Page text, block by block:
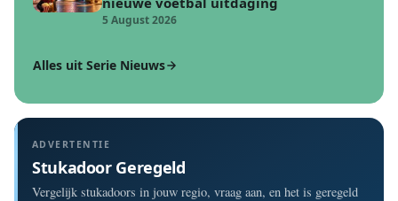
5 August 2026
Alles uit Serie Nieuws
ADVERTENTIE
Stukadoor Geregeld
Vergelijk stukadoors in jouw regio, vraag aan, en het is geregeld